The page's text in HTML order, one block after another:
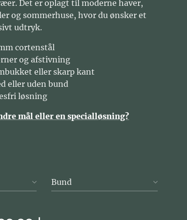
Det er oplagt til moderne haver,
og sommerhuse, hvor du ønsker et
udtryk.
cortenstål
og afstivning
eller skarp kant
eller uden bund
løsning
mål eller en specialløsning?
Bund